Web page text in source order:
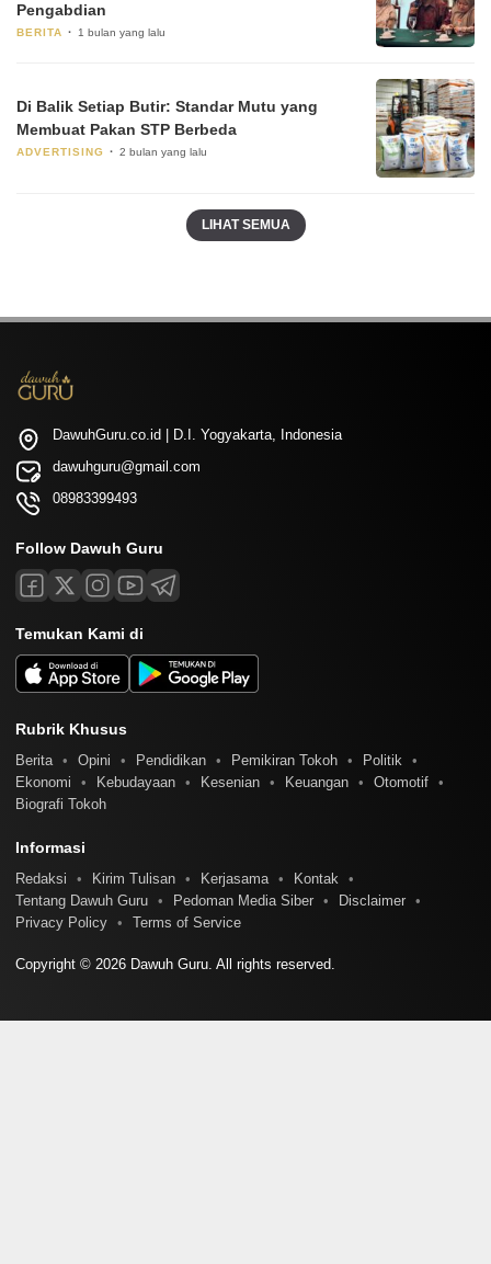
Pengabdian
BERITA 1 bulan yang lalu
Di Balik Setiap Butir: Standar Mutu yang
Membuat Pakan STP Berbeda
ADVERTISING 2 bulan yang lalu
LIHAT SEMUA
DawuhGuru.co.id | D.I. Yogyakarta, Indonesia
dawuhguru@gmail.com
08983399493
Follow Dawuh Guru
Temukan Kami di
Rubrik Khusus
Berita Opini Pendidikan Pemikiran Tokoh
Politik
Ekonomi
Kebudayaan Kesenian Keuangan
Otomotif
Biografi Tokoh
Informasi
Redaksi Kirim Tulisan Kerjasama
Kontak
Tentang Dawuh Guru
Pedoman Media Siber
Disclaimer
Privacy Policy
Terms of Service
Copyright © 2026 Dawuh Guru. All rights reserved.